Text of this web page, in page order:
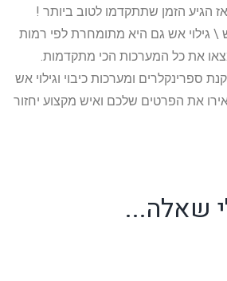
הגיע הזמן שתתקדמו לטוב ביותר !
\ גילוי אש גם היא מתומחרת לפי רמות
את כל המערכות הכי מתקדמות.
ספרינקלרים ומערכות כיבוי וגילוי אש
את הפרטים שלכם ואיש מקצוע יחזור
שאלה...